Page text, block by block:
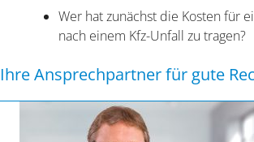
Wer hat zunächst die Kosten für
nach einem Kfz-Unfall zu tragen?
Ihre Ansprechpartner für gute